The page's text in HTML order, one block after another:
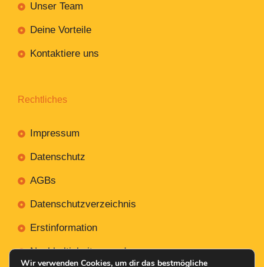
Unser Team
Deine Vorteile
Kontaktiere uns
Rechtliches
Impressum
Datenschutz
AGBs
Datenschutzverzeichnis
Erstinformation
Nachhaltigkeitsverordnung
Wir verwenden Cookies, um dir das bestmögliche